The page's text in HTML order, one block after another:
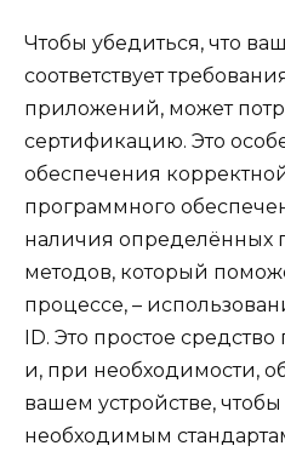
Чтобы убедиться, что
соответствует
приложений, может
сертификацию. Это
обеспечения
программного
наличия определённых
методов, который
процессе, –
ID. Это простое
и, при необходимости,
вашем устройстве,
необходимым